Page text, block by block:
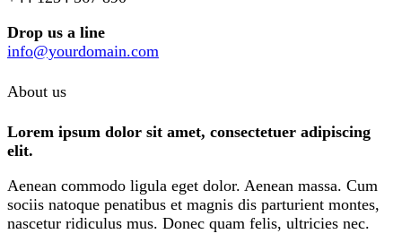
Drop us a line
info@yourdomain.com
About us
Lorem ipsum dolor sit amet, consectetuer adipiscing
elit.
Aenean commodo ligula eget dolor. Aenean massa. Cum
sociis natoque penatibus et magnis dis parturient montes,
nascetur ridiculus mus. Donec quam felis, ultricies nec.